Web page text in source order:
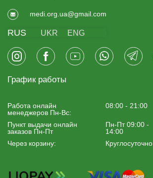
medi.org.ua@gmail.com
RUS UKR ENG
График работы
Работа онлайн
менеджеров Пн-Вс:
08:00 - 21:00
Пункт выдачи онлайн
заказов Пн-Пт
Пн-Пт 09:00 -
14:00
Через корзину:
Круглосуточно